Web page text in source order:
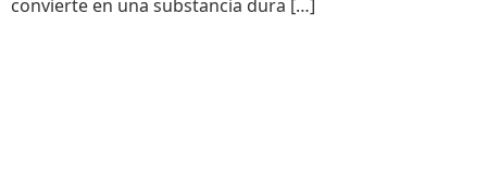
convierte en una substancia dura […]